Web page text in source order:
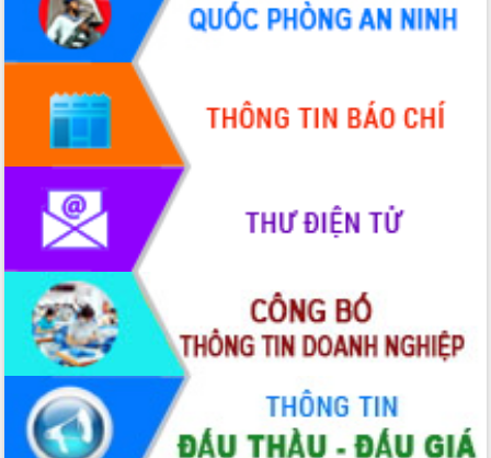
Định vị cà phê Việt Nam như một “di
sản sống” trong dòng chảy toàn cầu
Xây dựng nông thôn mới: Nâng cao đời
sống người dân từ những mô hình thiết
Quyết liệt tháo gỡ vướng mắc, đẩy
nhanh tiến độ các dự án trọng điểm
trong Khu kinh tế Nam Phú Yên
Hòn Yến phát triển du lịch gắn với bảo
tồn biển
Lấy ý kiến điều chỉnh Quy hoạch tỉnh
Đắk Lắk thời kỳ 2021-2030, tầm nhìn
đến năm 2050
Phát động chiến dịch 30 ngày đêm
giải phóng mặt bằng Tuyến đường bộ
ven biển
Đắk Lắk nỗ lực thúc đẩy tăng trưởng
kinh tế từ 10% trở lên trong Quý
II/2026